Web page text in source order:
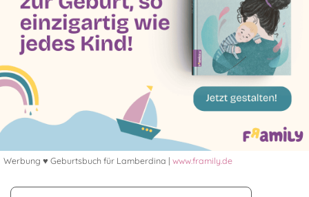
Werbung ♥ Geburtsbuch für Lamberdina | www.framily.de